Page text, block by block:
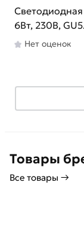
Светодиодная
6Вт, 230В,
Нет оценок
Товары
Все товары →